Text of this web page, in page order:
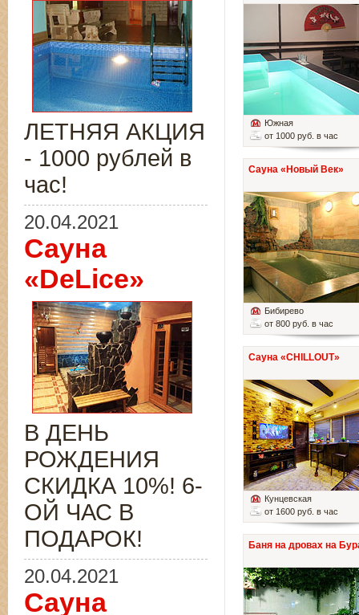
Южная
от 1000 руб. в час
Сауна «Новый Век»
Бибирево
от 800 руб. в час
Сауна «CHILLOUT»
Кунцевская
от 1600 руб. в час
Баня на дровах на
ЛЕТНЯЯ АКЦИЯ
- 1000 рублей в
час!
20.04.2021
Сауна
«DeLice»
В ДЕНЬ
РОЖДЕНИЯ
СКИДКА 10%! 6-
ОЙ ЧАС В
ПОДАРОК!
20.04.2021
Сауна